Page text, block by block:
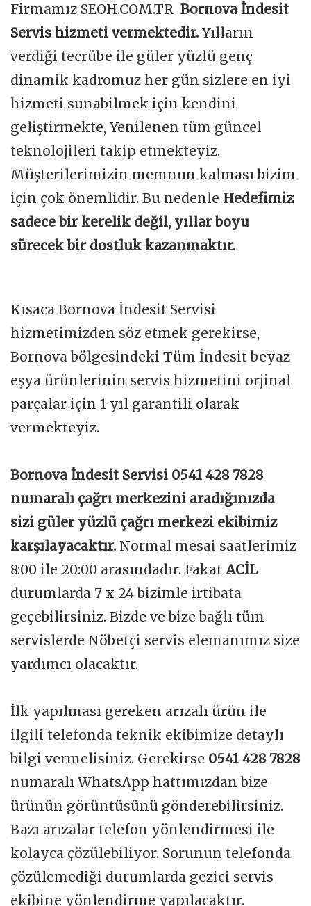
Firmamız SEOH.COM.TR Bornova İndesit
Servis hizmeti vermektedir. Yılların
verdiği tecrübe ile güler yüzlü genç
dinamik kadromuz her gün sizlere en iyi
hizmeti sunabilmek için kendini
geliştirmekte, Yenilenen tüm güncel
teknolojileri takip etmekteyiz.
Müşterilerimizin memnun kalması bizim
için çok önemlidir. Bu nedenle Hedefimiz
sadece bir kerelik değil, yıllar boyu
sürecek bir dostluk kazanmaktır.
Kısaca Bornova İndesit Servisi
hizmetimizden söz etmek gerekirse,
Bornova bölgesindeki Tüm İndesit beyaz
eşya ürünlerinin servis hizmetini orjinal
parçalar için 1 yıl garantili olarak
vermekteyiz.
Bornova İndesit Servisi 0541 428 7828
numaralı çağrı merkezini aradığınızda
sizi güler yüzlü çağrı merkezi ekibimiz
karşılayacaktır. Normal mesai saatlerimiz
8:00 ile 20:00 arasındadır. Fakat ACİL
durumlarda 7 x 24 bizimle irtibata
geçebilirsiniz. Bizde ve bize bağlı tüm
servislerde Nöbetçi servis elemanımız size
yardımcı olacaktır.
İlk yapılması gereken arızalı ürün ile
ilgili telefonda teknik ekibimize detaylı
bilgi vermelisiniz. Gerekirse 0541 428 7828
numaralı WhatsApp hattımızdan bize
ürünün görüntüsünü gönderebilirsiniz.
Bazı arızalar telefon yönlendirmesi ile
kolayca çözülebiliyor. Sorunun telefonda
çözülemediği durumlarda gezici servis
ekibine yönlendirme yapılacaktır.